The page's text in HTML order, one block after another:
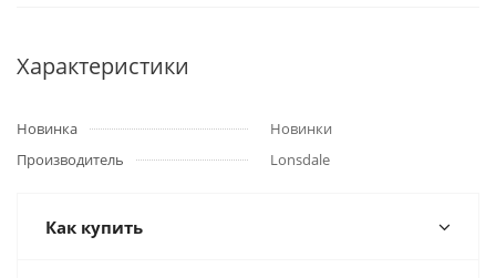
Характеристики
Новинка
Новинки
Производитель
Lonsdale
Как купить